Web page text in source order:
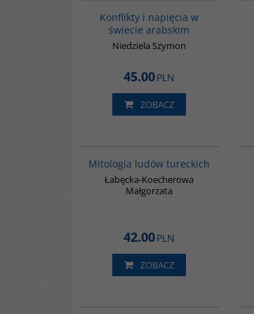
Konflikty i napięcia w
świecie arabskim
Niedziela Szymon
45.00PLN
ZOBACZ
Mitologia ludów tureckich
Łabęcka-Koecherowa
Małgorzata
42.00PLN
ZOBACZ